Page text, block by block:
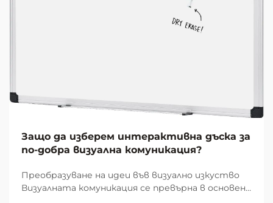
Защо да изберем интерактивна дъска за
по-добра визуална комуникация?
Преобразуване на идеи във визуално изкуство
Визуалната комуникация се превърна в основен